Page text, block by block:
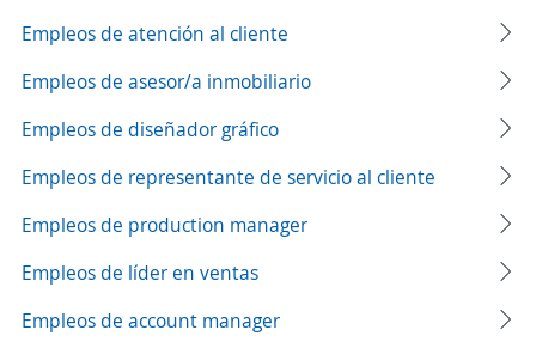
Empleos de atención al cliente
Empleos de asesor/a inmobiliario
Empleos de diseñador gráfico
Empleos de representante de servicio al cliente
Empleos de production manager
Empleos de líder en ventas
Empleos de account manager